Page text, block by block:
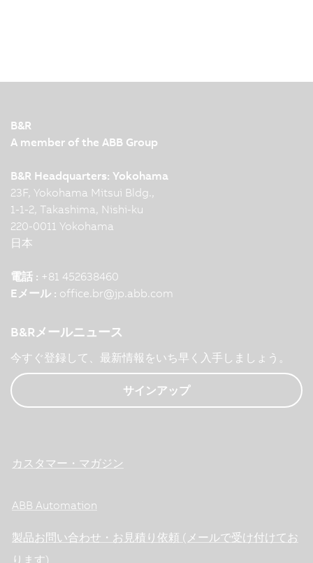
B&R
A member of the ABB Group
B&R Headquarters: Yokohama
23F, Yokohama Mitsui Bldg.,
1-1-2, Takashima, Nishi-ku
220-0011 Yokohama
日本
電話 : +81 452638460
Eメール : office.br@jp.abb.com
B&Rメールニュース
今すぐ登録して、最新情報をいち早く入手しましょう。
サインアップ
カスタマー・マガジン
ABB Automation
製品お問い合わせ・お見積り依頼 (メールで受け付けてお
ります)